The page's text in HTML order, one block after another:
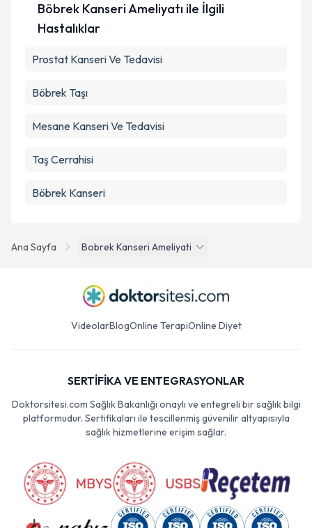
Ana Sayfa Bobrek Kanseri Ameliyati
Böbrek Kanseri Ameliyatı ile İlgili
Hastalıklar
Prostat Kanseri Ve Tedavisi
Böbrek Taşı
Mesane Kanseri Ve Tedavisi
Taş Cerrahisi
Böbrek Kanseri
VideolarBlogOnline TerapiOnline Diyet
SERTİFİKA VE ENTEGRASYONLAR
Doktorsitesi.com Sağlık Bakanlığı onaylı ve entegreli bir sağlık bilgi
platformudur. Sertifikaları ile tescillenmiş güvenilir altyapısıyla
sağlık hizmetlerine erişim sağlar.